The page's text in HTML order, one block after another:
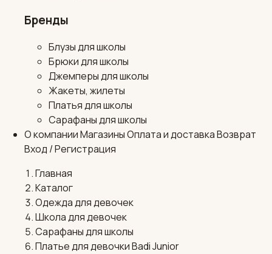
Бренды
Блузы для школы
Брюки для школы
Джемперы для школы
Жакеты, жилеты
Платья для школы
Сарафаны для школы
О компанииМагазиныОплата и доставкаВозврат
Вход / Регистрация
Главная
Каталог
Одежда для девочек
Школа для девочек
Сарафаны для школы
Платье для девочки Badi Junior